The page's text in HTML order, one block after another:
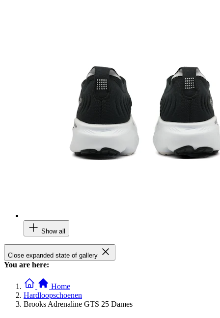
Show all
Close expanded state of gallery
You are here:
Home
Hardloopschoenen
Brooks Adrenaline GTS 25 Dames